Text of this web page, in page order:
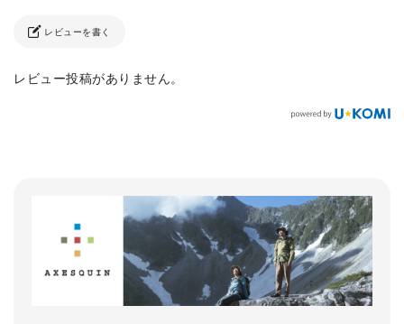
レビューを書く
レビュー投稿がありません。